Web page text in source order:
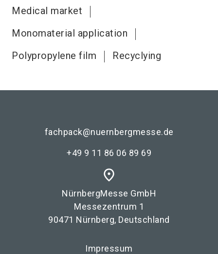
Medical market
Monomaterial application
Polypropylene film
Recyclying
fachpack@nuernbergmesse.de
+49 9 11 86 06 89 69
place
NürnbergMesse GmbH
Messezentrum 1
90471 Nürnberg, Deutschland
Impressum